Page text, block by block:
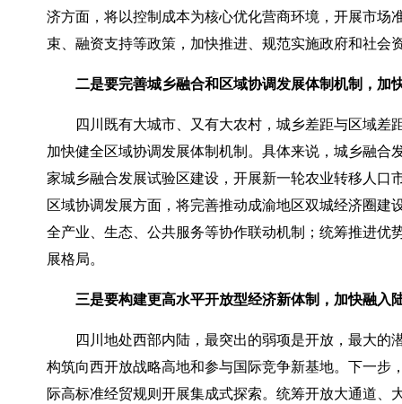
济方面，将以控制成本为核心优化营商环境，开展市
束、融资支持等政策，加快推进、规范实施政府和社
二是要完善城乡融合和区域协调发展体制机制，加
四川既有大城市、又有大农村，城乡差距与区域
加快健全区域协调发展体制机制。具体来说，城乡融
家城乡融合发展试验区建设，开展新一轮农业转移人口
区域协调发展方面，将完善推动成渝地区双城经济圈
全产业、生态、公共服务等协作联动机制；统筹推进
展格局。
三是要构建更高水平开放型经济新体制，加快融入
四川地处西部内陆，最突出的弱项是开放，最大
构筑向西开放战略高地和参与国际竞争新基地。下一
际高标准经贸规则开展集成式探索。统筹开放大通道、